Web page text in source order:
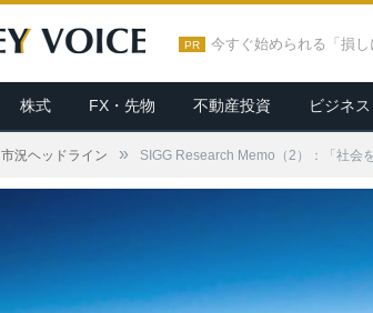
PR 今すぐ始められる「損し
株式 FX・先物 不動産投資 ビジネ
市況ヘッドライン » SIGG Research Memo（2）：「社会